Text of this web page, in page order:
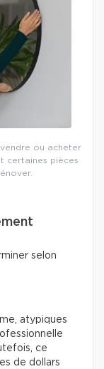
ou acheter
certaines pièces
selon
atypiques
ce
de dollars